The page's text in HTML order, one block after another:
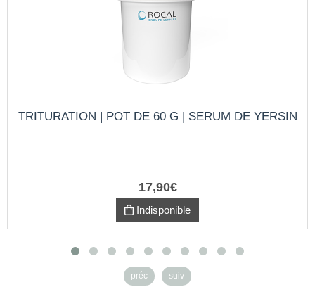
TRITURATION | POT DE 60 G | SERUM DE YERSIN
17,90€
Indisponible
préc suiv